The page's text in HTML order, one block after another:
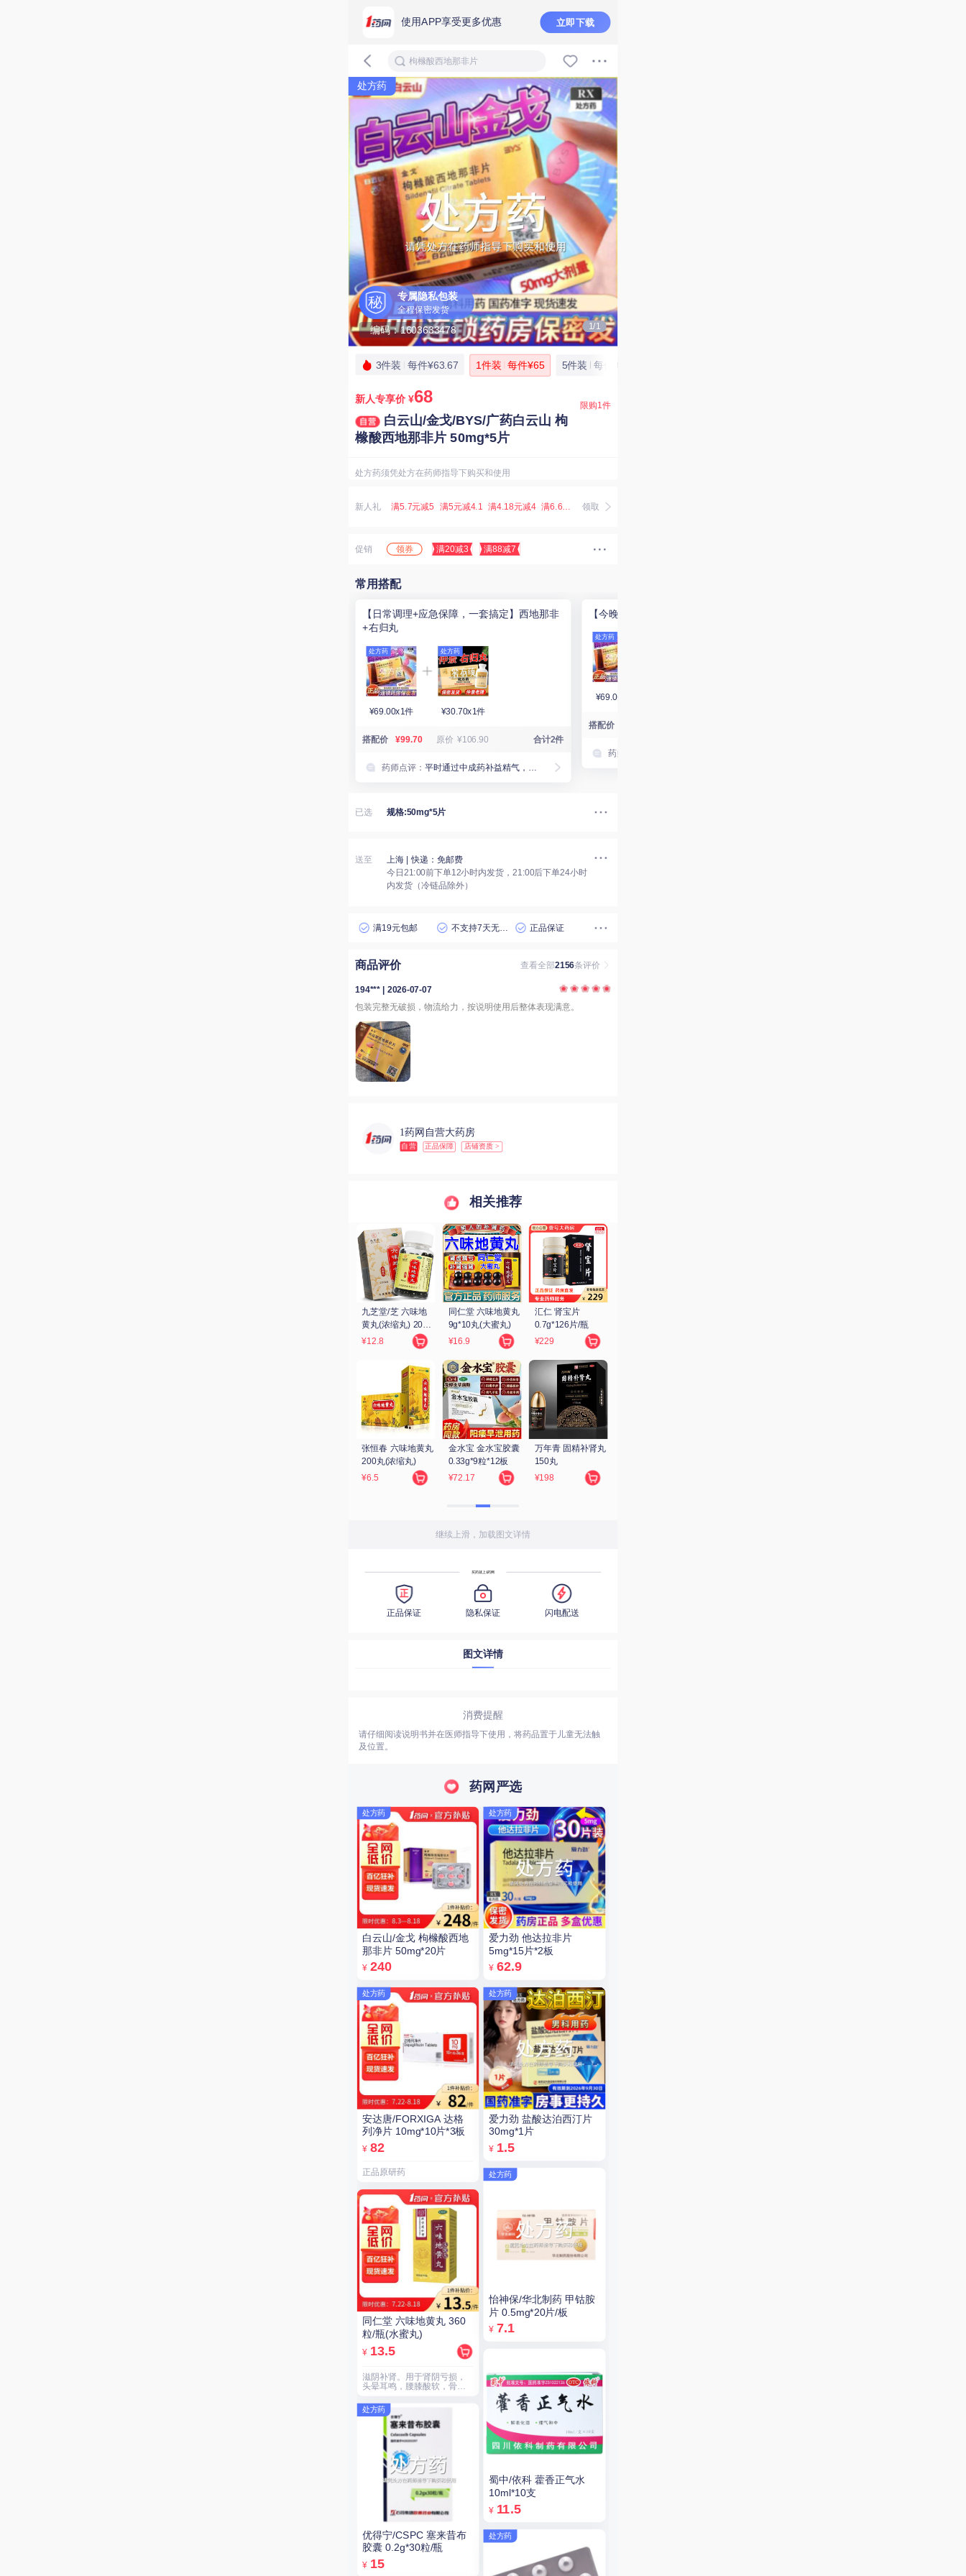
使用APP享受更多优惠 立即下载
枸橼酸西地那非片
处方药
1/1
专属隐私包装
全程保密发货
秘
编码：1603633478
3件装 每件¥63.67 1件装 每件¥65 5件装 每件¥63
新人专享价¥68 限购1件
白云山/金戈/BYS/广药白云山 枸
橼酸西地那非片 50mg*5片
处方药须凭处方在药师指导下购买和使用
新人礼 领取
满5.7元减5 满5元减4.1 满4.18元减4 满6.67元减5.07 满3.8元减3
促销 领券 满20减3 满88减7
常用搭配
【日常调理+应急保障，一套搞定】西地那非
+右归丸
处方药
¥69.00x1件
处方药
¥30.70x1件
搭配价 ¥99.70 原价 ¥106.90 合计2件
药师点评：
【今晚不赶时间】经典双效直达
处方药
¥69.00x1件
搭配价
药师点评：
已选 规格:50mg*5片
送至 上海
| 快递：免邮费
今日21:00前下单12小时内发货，21:00后下单24小时
内发货（冷链品除外）
满19元包邮 正品保证
商品评价 查看全部2156条评价
194*** | 2026-07-07
包装完整无破损，物流给力，按说明使用后整体表现满意。
1药网自营大药房
自营 正品保障 店铺资质 >
相关推荐
继续上滑，加载图文详情
买药就上1药网
正品保证 隐私保证 闪电配送
图文详情
消费提醒
请仔细阅读说明书并在医师指导下使用，将药品置于儿童无法触
及位置。
药网严选
处方药
白云山/金戈 枸橼酸西地
那非片 50mg*20片
¥ 240
处方药
安达唐/FORXIGA 达格
列净片 10mg*10片*3板
¥ 82
正品原研药
同仁堂 六味地黄丸 360
粒/瓶(水蜜丸)
¥ 13.5
滋阴补肾。用于肾阴亏损，
头晕耳鸣，腰膝酸软，骨蒸
处方药
优得宁/CSPC 塞来昔布
胶囊 0.2g*30粒/瓶
¥ 15
处方药
爱力劲 他达拉非片
5mg*15片*2板
¥ 62.9
处方药
爱力劲 盐酸达泊西汀片
30mg*1片
¥ 1.5
处方药
怡神保/华北制药 甲钴胺
片 0.5mg*20片/板
¥ 7.1
蜀中/依科 藿香正气水
10ml*10支
¥ 11.5
处方药